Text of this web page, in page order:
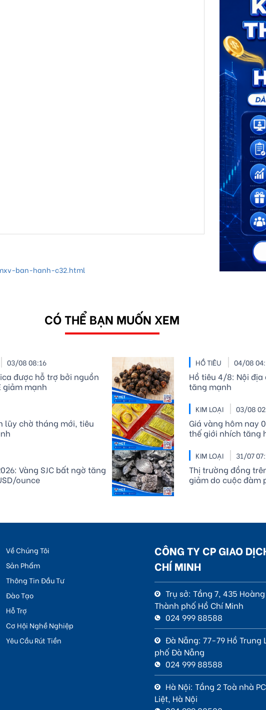
ban-hanh-c32.html
CÓ THỂ BẠN MUỐN XEM
03/08 08:16
được hỗ trợ bởi nguồn
giảm mạnh
HỒ TIÊU 04/08
Hồ tiêu 4/8: Nội
tăng mạnh
lũy chờ tháng mới, tiêu
KIM LOẠI 03/08
Giá vàng hôm nay
thế giới nhích tăng
Vàng SJC bất ngờ tăng
ounce
KIM LOẠI 31/07
Thị trường đồng
giảm do cuộc đàm
Về Chúng Tôi
Sản Phẩm
Thông Tin Đầu Tư
Đào Tạo
Hỗ Trợ
Cơ Hội Nghề Nghiệp
Yêu Cầu Rút Tiền
CÔNG TY CP GIAO
CHÍ MINH
Trụ sở: Tầng 7, 435
Thành phố Hồ Chí Minh
024 999 88588
Đà Nẵng: 77-79 Hồ Trung
phố Đà Nẵng
024 999 88588
Hà Nội: Tầng 2 Toà nhà
Liệt, Hà Nội